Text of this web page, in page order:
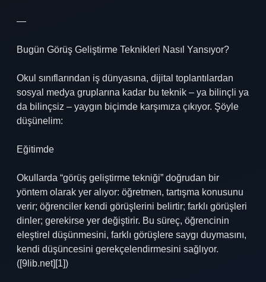
—
Bugün Görüş Geliştirme Teknikleri Nasıl Yansıyor?
Okul sınıflarından iş dünyasına, dijital toplantılardan
sosyal medya gruplarına kadar bu teknik – ya bilinçli ya
da bilinçsiz – yaygın biçimde karşımıza çıkıyor. Şöyle
düşünelim:
Eğitimde
Okullarda “görüş geliştirme tekniği” doğrudan bir
yöntem olarak yer alıyor: öğretmen, tartışma konusunu
verir; öğrenciler kendi görüşlerini belirtir; farklı görüşleri
dinler; gerekirse yer değiştirir. Bu süreç, öğrencinin
eleştirel düşünmesini, farklı görüşlere saygı duymasını,
kendi düşüncesini gerekçelendirmesini sağlıyor.
([9lib.net][1])